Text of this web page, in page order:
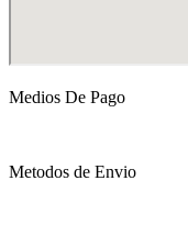
Medios De Pago
Metodos de Envio